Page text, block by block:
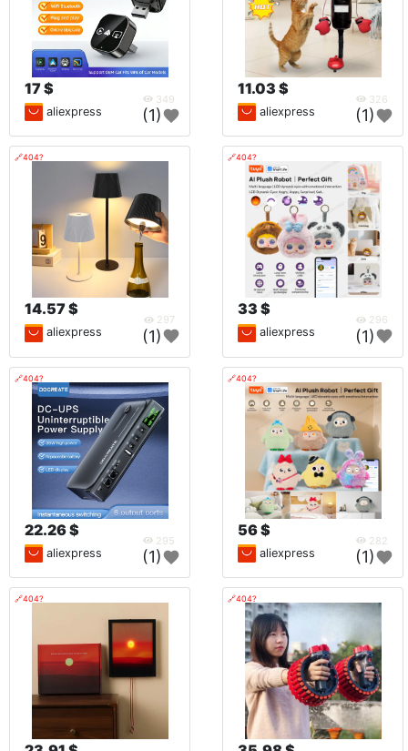
17 $
349
aliexpress (1)
11.03 $
326
aliexpress (1)
🔗404?
14.57 $
297
aliexpress (1)
🔗404?
33 $
296
aliexpress (1)
🔗404?
22.26 $
295
aliexpress (1)
🔗404?
56 $
282
aliexpress (1)
🔗404? 🔗404?